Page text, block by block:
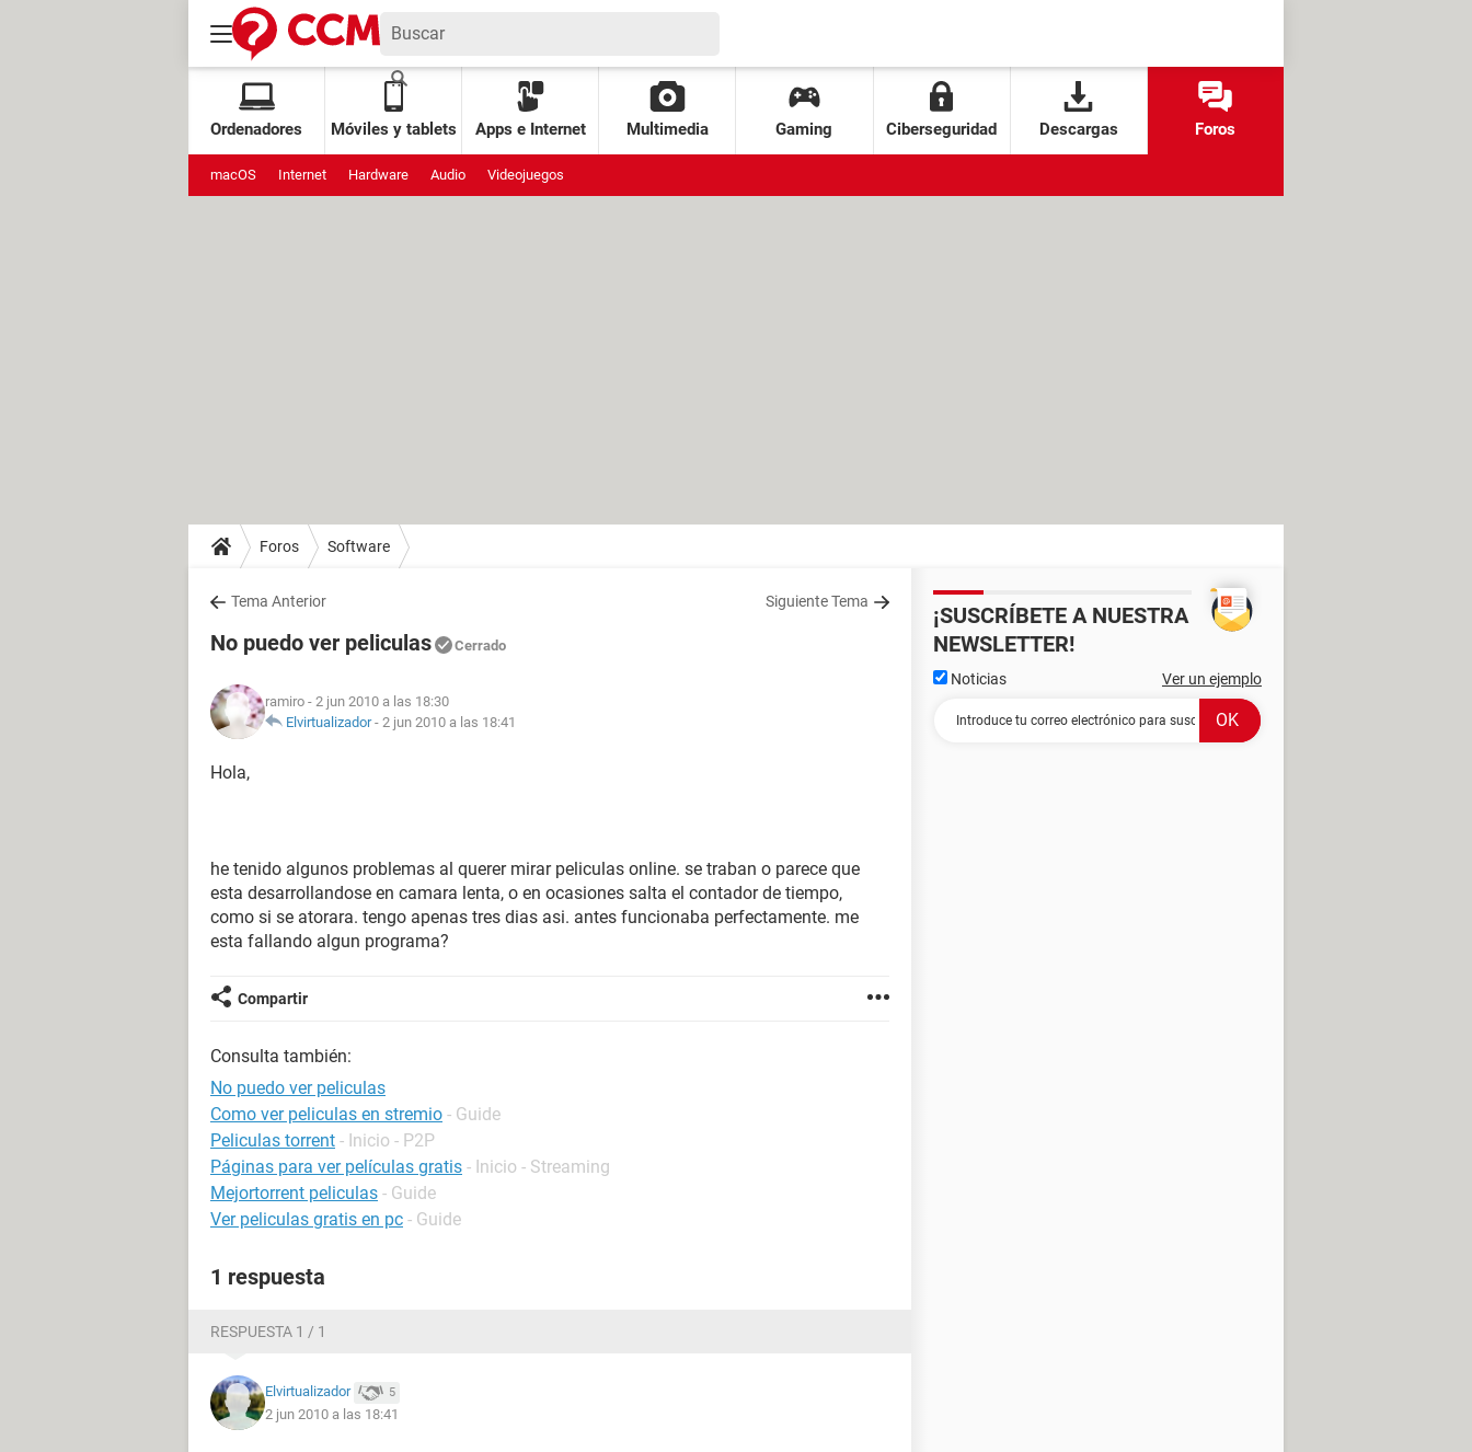
Ordenadores Móviles y tablets Apps e Internet Multimedia Gaming Ciberseguridad Descargas Foros
macOS Internet Hardware Audio Videojuegos
Foros Software
Tema Anterior Siguiente Tema
No puedo ver peliculas Cerrado
ramiro - 2 jun 2010 a las 18:30
Elvirtualizador- 2 jun 2010 a las 18:41
Hola,
he tenido algunos problemas al querer mirar peliculas online. se traban o parece que
esta desarrollandose en camara lenta, o en ocasiones salta el contador de tiempo,
como si se atorara. tengo apenas tres dias asi. antes funcionaba perfectamente. me
esta fallando algun programa?
Compartir
Consulta también:
No puedo ver peliculas
Como ver peliculas en stremio - Guide
Peliculas torrent - Inicio - P2P
Páginas para ver películas gratis - Inicio - Streaming
Mejortorrent peliculas - Guide
Ver peliculas gratis en pc - Guide
1 respuesta
RESPUESTA 1 / 1
Elvirtualizador 5
2 jun 2010 a las 18:41
¡SUSCRÍBETE A NUESTRA
NEWSLETTER!
Noticias Ver un ejemplo